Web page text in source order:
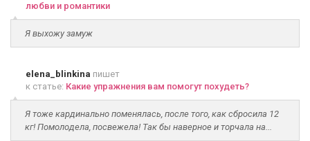
любви и романтики
Я выхожу замуж
elena_blinkina пишет
к статье: Какие упражнения вам помогут похудеть?
Я тоже кардинально поменялась, после того, как сбросила 12
кг! Помолодела, посвежела! Так бы наверное и торчала на...